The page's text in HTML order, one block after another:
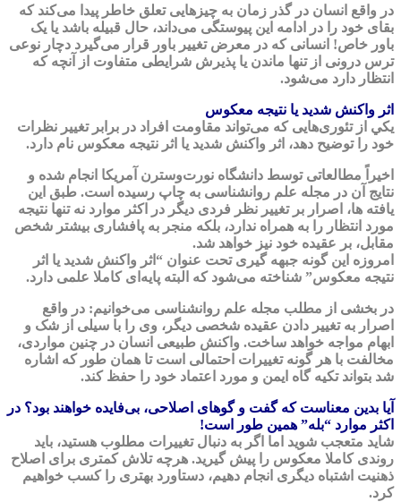
در واقع انسان در گذر زمان به چیزهایی تعلق خاطر پیدا می‌کند که
بقای خود را در ادامه این پیوستگی می‌داند، حال قبیله باشد یا یک
باور خاص! انسانی که در معرض تغییر باور قرار می‌گیرد دچار نوعی
ترس درونی از تنها ماندن يا پذيرش شرايطی متفاوت از آنچه كه
انتظار دارد می‌شود.
اثر واكنش شديد يا نتيجه معكوس
يكي از تئوری‌هايی كه می‌تواند مقاومت افراد در برابر تغيير نظرات
خود را توضيح دهد، اثر واكنش شديد يا اثر نتيجه معكوس نام دارد.
اخيراً مطالعاتی توسط دانشگاه نورت‌وسترن آمريكا انجام شده و
نتايج آن در مجله علم روانشناسی به چاپ رسيده است. طبق اين
يافته ها، اصرار بر تغيير نظر فردی ديگر در اكثر موارد نه تنها نتيجه
مورد انتظار را به همراه ندارد، بلكه منجر به پافشاری بيشتر شخص
مقابل، بر عقيده خود نيز خواهد شد.
امروزه اين گونه جبهه گيری تحت عنوان “اثر واكنش شديد يا اثر
نتيجه معكوس” شناخته می‌شود كه البته پايه‌ای كاملا علمی دارد.
در بخشی از مطلب مجله علم روانشناسی می‌خوانیم: در واقع
اصرار به تغيير دادن عقيده شخصی ديگر، وی را با سيلی از شک و
ابهام مواجه خواهد ساخت. واكنش طبيعی انسان در چنين مواردی،
مخالفت با هر گونه تغييرات احتمالی است تا همان طور كه اشاره
شد بتواند تكيه گاه ايمن و مورد اعتماد خود را حفظ كند.
آيا بدين معناست كه گفت و گوهای اصلاحی، بی‌فايده خواهند بود؟ در
اكثر موارد “بله” همين طور است!
شايد متعجب شويد اما اگر به دنبال تغييرات مطلوب هستيد، بايد
روندی كاملا معكوس را پيش گيريد. هرچه تلاش كمتری برای اصلاح
ذهنيت اشتباه ديگری انجام دهيم، دستاورد بهتری را كسب خواهيم
كرد.